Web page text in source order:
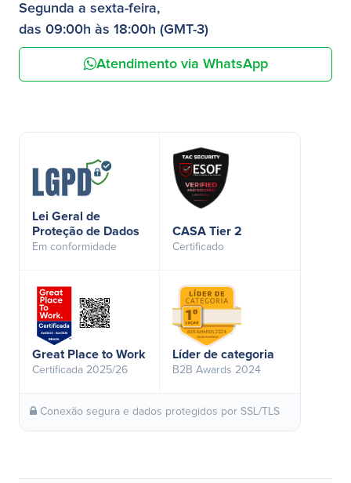
Segunda a sexta-feira,
das 09:00h às 18:00h (GMT-3)
Atendimento via WhatsApp
Lei Geral de
Proteção de Dados
Em conformidade
CASA Tier 2
Certificado
Great Place to Work
Certificada 2025/26
Líder de categoria
B2B Awards 2024
Conexão segura e dados protegidos por SSL/TLS